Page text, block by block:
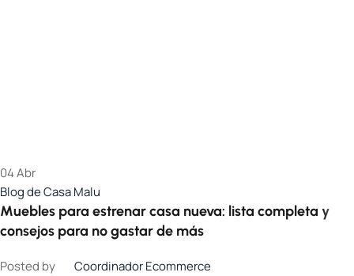
04Abr
Blog de Casa Malu
Muebles para estrenar casa nueva: lista completa y
consejos para no gastar de más
Posted by
Coordinador Ecommerce